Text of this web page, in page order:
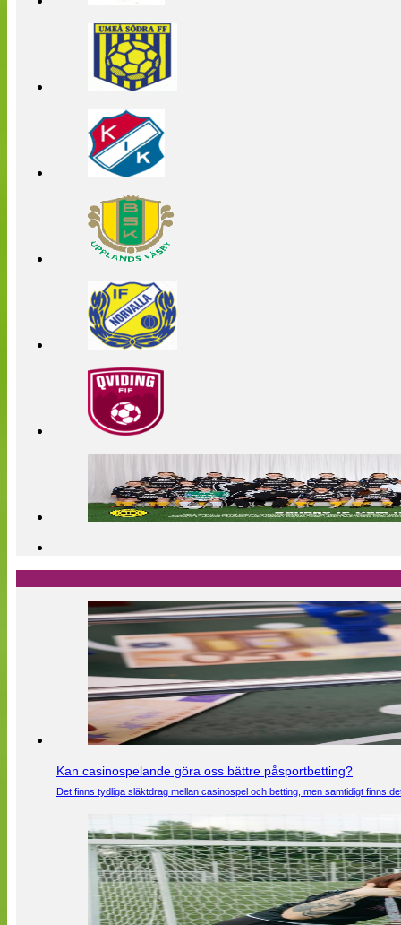
Kan casinospelande göra oss bättre påsportbetting?
Det finns tydliga släktdrag mellan casinospel och betting, men samtidigt finns